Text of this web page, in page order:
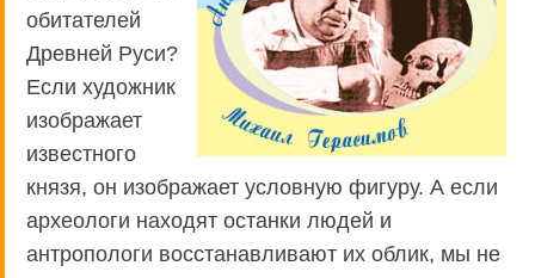
обитателей
Древней Руси?
Если художник
изображает
известного
князя, он изображает условную фигуру. А если
археологи находят останки людей и
антропологи восстанавливают их облик, мы не